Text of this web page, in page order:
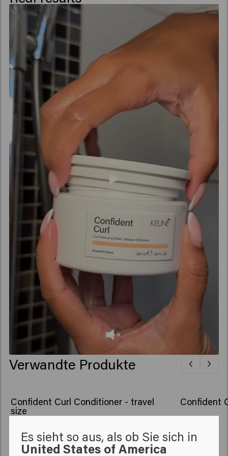
(Vinegar), Pyrus Malus (Apple) Fruit Extract,
Amaranthus Caudatus Seed Extract, Benzyl Alcohol,
Caprylic Acid, Xylitol, Phenoxyethanol, Sucrose,
Potassium Sorbate, Sorbic Acid, Acetyl Cedrene,
Tetramethyl Acetyloctahydronaphthalenes.
Verwandte Produkte
Confident Curl Conditioner - travel
size
Confident
4.9
New content loaded
Es sieht so aus, als ob Sie sich in
United States of America